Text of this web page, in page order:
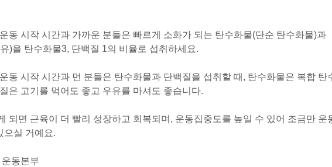
동 시작 시간과 가까운 분들은 빠르게 소화가 되는 탄수화물(단순 탄수화물)과
)을 탄수화물3, 단백질 1의 비율로 섭취하세요.
동 시작 시간과 먼 분들은 탄수화물과 단백질을 섭취할 때, 탄수화물은 복합 탄
은 고기를 먹어도 좋고 우유를 마셔도 좋습니다.
되면 근육이 더 빨리 성장하고 회복되며, 운동집중도를 높일 수 있어 조금만 운
으실 거예요.
동본부